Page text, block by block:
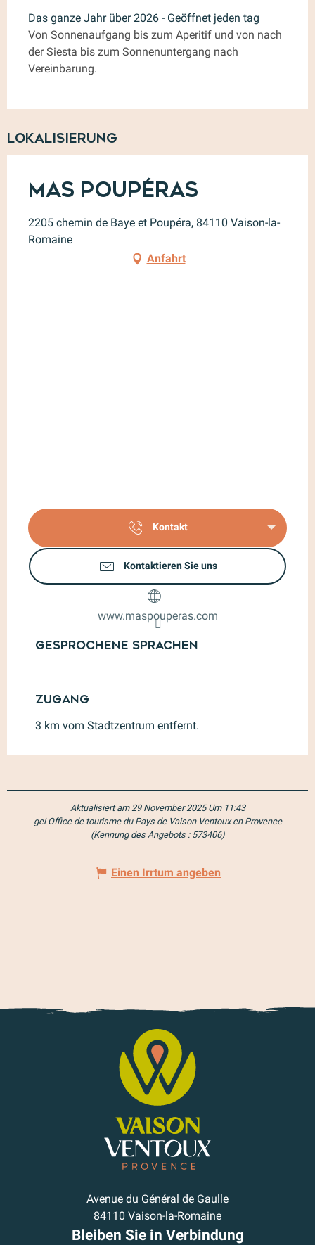
Das ganze Jahr über 2026 - Geöffnet jeden tag
Von Sonnenaufgang bis zum Aperitif und von nach
der Siesta bis zum Sonnenuntergang nach
Vereinbarung.
Lokalisierung
Mas Poupéras
2205 chemin de Baye et Poupéra, 84110 Vaison-la-
Romaine
Anfahrt
Kontakt
Kontaktieren Sie uns
www.maspouperas.com
Gesprochene Sprachen
Gesprochene Sprachen
Zugang
Zugang
3 km vom Stadtzentrum entfernt.
Aktualisiert am 29 November 2025 Um 11:43
gei Office de tourisme du Pays de Vaison Ventoux en Provence
(Kennung des Angebots : 573406)
Einen Irrtum angeben
Avenue du Général de Gaulle
84110 Vaison-la-Romaine
Bleiben Sie in Verbindung